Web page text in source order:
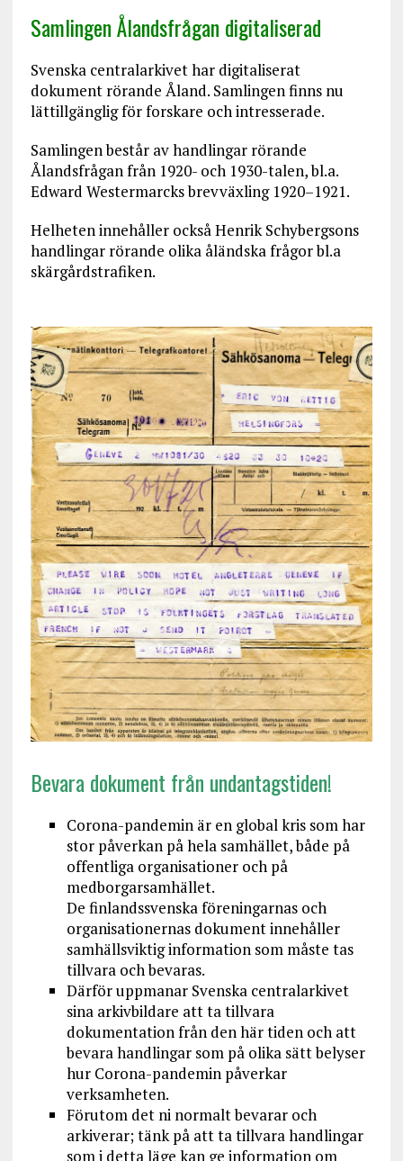
Samlingen Ålandsfrågan digitaliserad
Svenska centralarkivet har digitaliserat
dokument rörande Åland. Samlingen finns nu
lättillgänglig för forskare och intresserade.
Samlingen består av handlingar rörande
Ålandsfrågan från 1920- och 1930-talen, bl.a.
Edward Westermarcks brevväxling 1920–1921.
Helheten innehåller också Henrik Schybergsons
handlingar rörande olika åländska frågor bl.a
skärgårdstrafiken.
Bevara dokument från undantagstiden!
Corona-pandemin är en global kris som har
stor påverkan på hela samhället, både på
offentliga organisationer och på
medborgarsamhället.
De finlandssvenska föreningarnas och
organisationernas dokument innehåller
samhällsviktig information som måste tas
tillvara och bevaras.
Därför uppmanar Svenska centralarkivet
sina arkivbildare att ta tillvara
dokumentation från den här tiden och att
bevara handlingar som på olika sätt belyser
hur Corona-pandemin påverkar
verksamheten.
Förutom det ni normalt bevarar och
arkiverar; tänk på att ta tillvara handlingar
som i detta läge kan ge information om